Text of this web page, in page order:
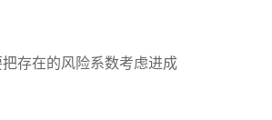
存在的风险系数考虑进成